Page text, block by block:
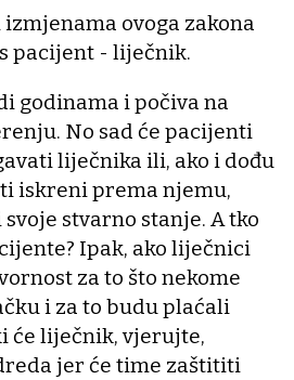
ovoga zakona
pacijent - liječnik.
godinama i počiva na
No sad će pacijenti
liječnika ili, ako i dođu
iskreni prema njemu,
stvarno stanje. A tko
Ipak, ako liječnici
za to što nekome
i za to budu plaćali
će liječnik, vjerujte,
jer će time zaštititi